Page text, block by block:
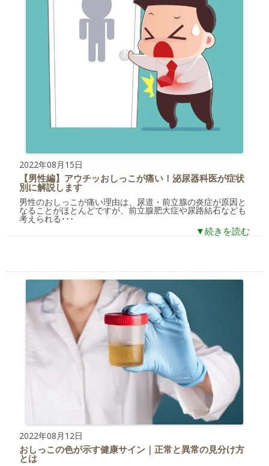
2022年08月15日
【男性編】アウチッおしっこが痛い！泌尿器科医が症状
別に解説します
男性のおしっこが痛い理由は、尿道・前立腺の炎症が原因と
なることがほとんどですが、前立腺肥大症や尿路結石なども
考えられる･･･
▼続きを読む
2022年08月12日
おしっこの色が示す健康サイン｜正常と異常の見分け方​
とは